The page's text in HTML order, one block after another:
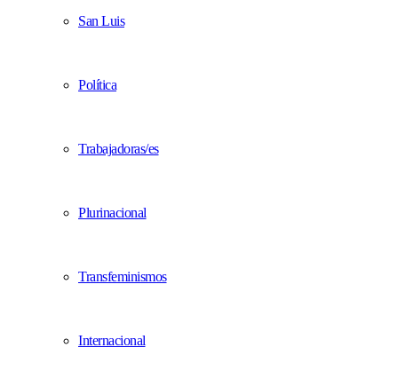
San Luis
Política
Trabajadoras/es
Plurinacional
Transfeminismos
Internacional